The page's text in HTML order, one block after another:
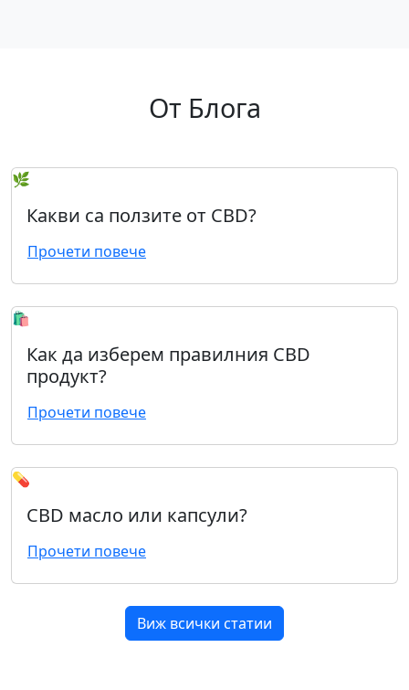
От Блога
🌿
Какви са ползите от CBD?
Прочети повече
🛍️
Как да изберем правилния CBD
продукт?
Прочети повече
💊
CBD масло или капсули?
Прочети повече
Виж всички статии